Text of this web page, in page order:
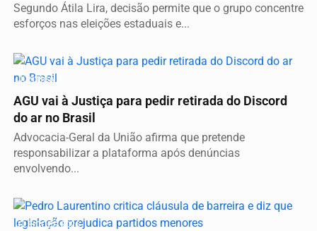
Segundo Átila Lira, decisão permite que o grupo concentre
esforços nas eleições estaduais e...
JUSTIÇA
AGU vai à Justiça para pedir retirada do Discord
do ar no Brasil
Advocacia-Geral da União afirma que pretende
responsabilizar a plataforma após denúncias
envolvendo...
ELEIÇÕES 2026